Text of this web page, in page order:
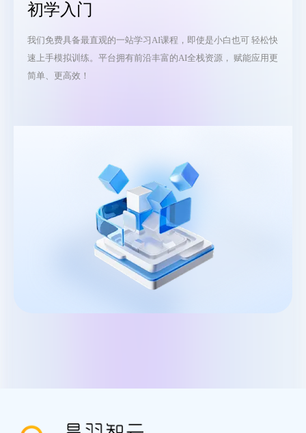
初学入门
我们免费具备最直观的一站学习AI课程，即使是小白也可 轻松快
速上手模拟训练。平台拥有前沿丰富的AI全栈资源， 赋能应用更
简单、更高效！